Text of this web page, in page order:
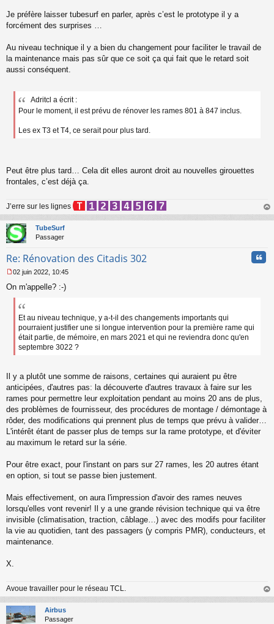
u
Je préfère laisser tubesurf en parler, après c’est le prototype il y a
forcément des surprises …
Au niveau technique il y a bien du changement pour faciliter le travail de
la maintenance mais pas sûr que ce soit ça qui fait que le retard soit
aussi conséquent.
Adritcl a écrit :
Pour le moment, il est prévu de rénover les rames 801 à 847 inclus.
Les ex T3 et T4, ce serait pour plus tard.
Peut être plus tard… Cela dit elles auront droit au nouvelles girouettes
frontales, c’est déjà ça.
J’erre sur les lignes
au
TubeSurf
Passager
Re: Rénovation des Citadis 302
e
s
u
02 juin 2022, 10:45
On m'appelle? :-)
Et au niveau technique, y a-t-il des changements importants qui
pourraient justifier une si longue intervention pour la première rame qui
était partie, de mémoire, en mars 2021 et qui ne reviendra donc qu'en
septembre 3022 ?
Il y a plutôt une somme de raisons, certaines qui auraient pu être
anticipées, d'autres pas: la découverte d'autres travaux à faire sur les
rames pour permettre leur exploitation pendant au moins 20 ans de plus,
des problèmes de fournisseur, des procédures de montage / démontage à
rôder, des modifications qui prennent plus de temps que prévu à valider…
L'intérêt étant de passer plus de temps sur la rame prototype, et d'éviter
au maximum le retard sur la série.
Pour être exact, pour l'instant on pars sur 27 rames, les 20 autres étant
en option, si tout se passe bien justement.
Mais effectivement, on aura l'impression d'avoir des rames neuves
lorsqu'elles vont revenir! Il y a une grande révision technique qui va être
invisible (climatisation, traction, câblage…) avec des modifs pour faciliter
la vie au quotidien, tant des passagers (y compris PMR), conducteurs, et
maintenance.
X.
Avoue travailler pour le réseau TCL.
au
Airbus
Passager